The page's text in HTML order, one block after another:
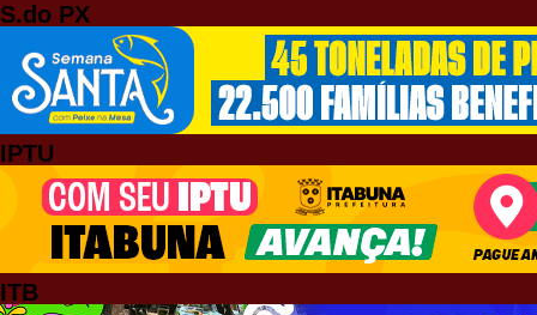
S.do PX
IPTU
ITB